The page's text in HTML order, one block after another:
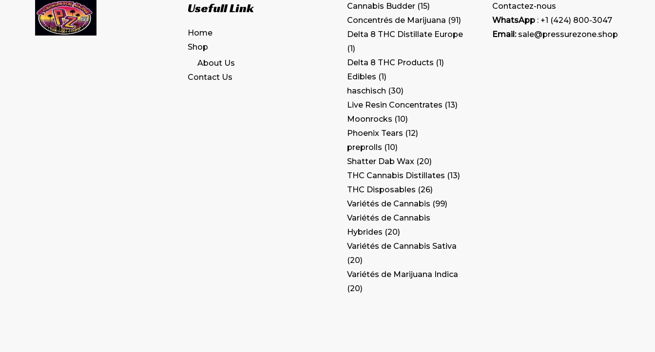
Usefull Link
Home
Shop
About Us
Contact Us
Cannabis Budder 15
Concentrés de Marijuana 91
Delta 8 THC Distillate Europe
1
Delta 8 THC Products 1
Edibles 1
haschisch 30
Live Resin Concentrates 13
Moonrocks 10
Phoenix Tears 12
preprolls 10
Shatter Dab Wax 20
THC Cannabis Distillates 13
THC Disposables 26
Variétés de Cannabis 99
Variétés de Cannabis
Hybrides 20
Variétés de Cannabis Sativa
20
Variétés de Marijuana Indica
20
Contactez-nous
WhatsApp : +1 (424) 800-3047
Email:sale@pressurezone.shop